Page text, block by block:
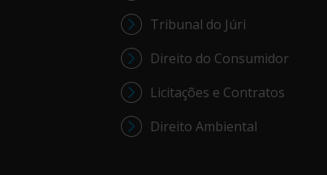
Tribunal do Júri
Direito do Consumidor
Licitações e Contratos
Direito Ambiental